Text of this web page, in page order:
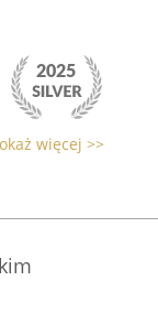
więcej >>